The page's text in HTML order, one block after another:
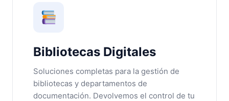
Bibliotecas Digitales
Soluciones completas para la gestión de
bibliotecas y departamentos de
documentación. Devolvemos el control de tu